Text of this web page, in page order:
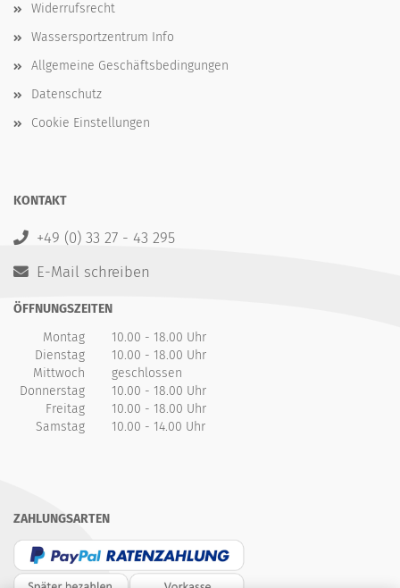
Widerrufsrecht
Wassersportzentrum Info
Allgemeine Geschäftsbedingungen
Datenschutz
Cookie Einstellungen
KONTAKT
+49 (0) 33 27 - 43 295
E-Mail schreiben
ÖFFNUNGSZEITEN
Montag
10.00 - 18.00 Uhr
Dienstag
10.00 - 18.00 Uhr
Mittwoch
geschlossen
Donnerstag
10.00 - 18.00 Uhr
Freitag
10.00 - 18.00 Uhr
Samstag
10.00 - 14.00 Uhr
ZAHLUNGSARTEN